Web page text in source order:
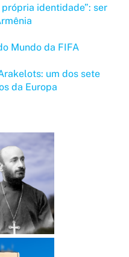
identidade”: ser
Mundo da FIFA
um dos sete
da Europa